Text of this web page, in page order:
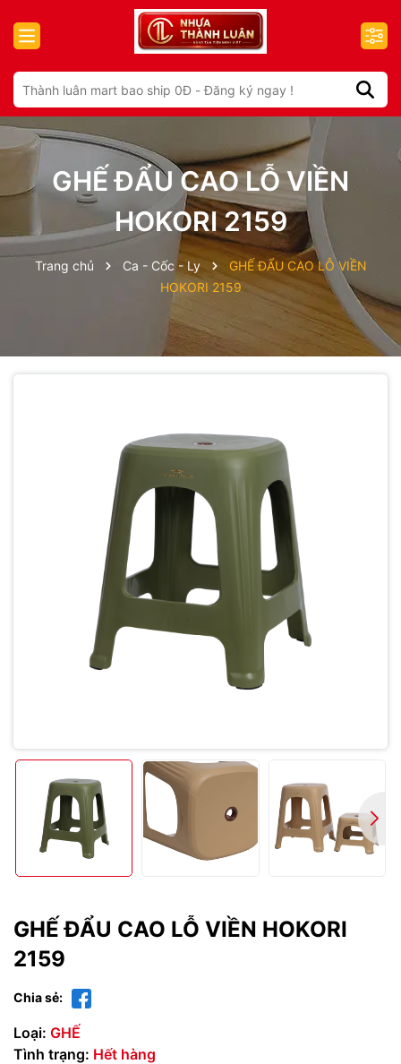
GHẾ ĐẨU CAO LỖ VIỀN
HOKORI 2159
Trang chủ Ca - Cốc - Ly
GHẾ ĐẨU CAO LỖ VIỀN
HOKORI 2159
GHẾ ĐẨU CAO LỖ VIỀN HOKORI
2159
Chia sẻ:
Loại: GHẾ
Tình trạng: Hết hàng